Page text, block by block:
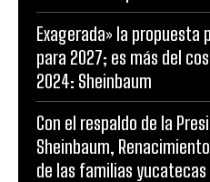
Exagerada» la propuesta
para 2027; es más del
2024: Sheinbaum
Con el respaldo de la
Sheinbaum,
de las familias yucatecas